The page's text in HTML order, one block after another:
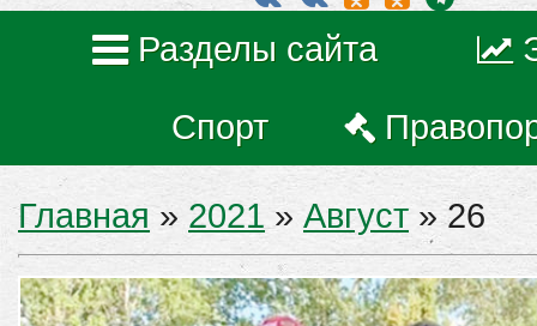
Разделы сайта
Спорт
Главная » 2021 » Август » 26